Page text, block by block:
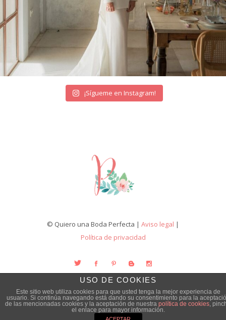
¡Sígueme en Instagram!
© Quiero una Boda Perfecta | Aviso legal |
Política de privacidad
USO DE COOKIES
Este sitio web utiliza cookies para que usted tenga la mejor experiencia de
usuario. Si continúa navegando está dando su consentimiento para la
de las mencionadas cookies y la aceptación de nuestra política de cookies,
el enlace para mayor información.